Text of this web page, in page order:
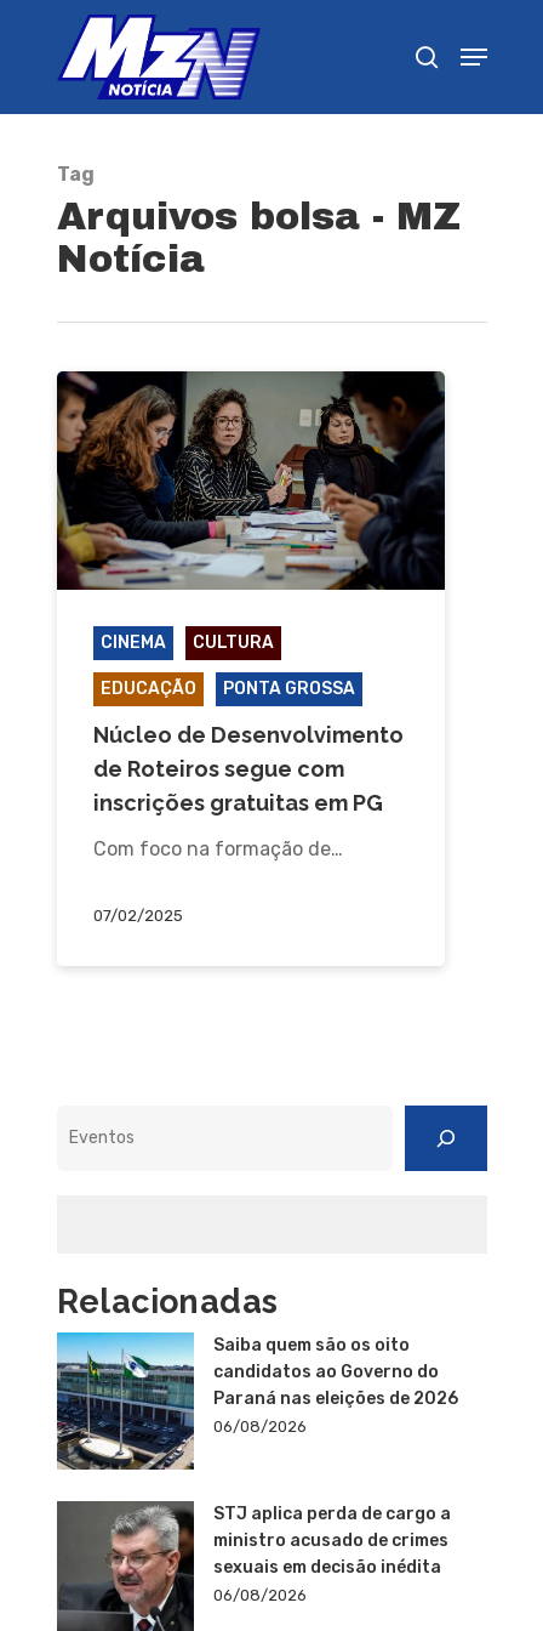
Tag
Arquivos bolsa - MZ
Notícia
CINEMA CULTURA
EDUCAÇÃO PONTA GROSSA
Núcleo de Desenvolvimento
de Roteiros segue com
inscrições gratuitas em PG
Com foco na formação de…
07/02/2025
Relacionadas
Saiba quem são os oito
candidatos ao Governo do
Paraná nas eleições de 2026
06/08/2026
STJ aplica perda de cargo a
ministro acusado de crimes
sexuais em decisão inédita
06/08/2026